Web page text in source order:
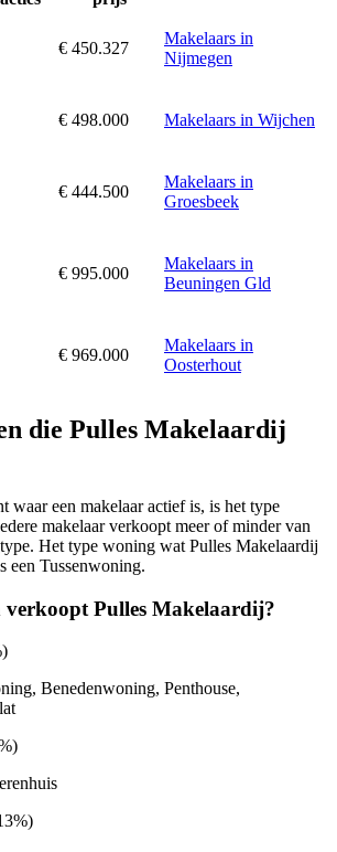
€ 450.327
Makelaars in
Nijmegen
€ 498.000 Makelaars in Wijchen
€ 444.500
Makelaars in
Groesbeek
€ 995.000
Makelaars in
Beuningen Gld
€ 969.000
Makelaars in
Oosterhout
die Pulles Makelaardij
waar een makelaar actief is, is het type
makelaar verkoopt meer of minder van
Het type woning wat Pulles Makelaardij
een Tussenwoning.
verkoopt Pulles Makelaardij?
Benedenwoning, Penthouse,